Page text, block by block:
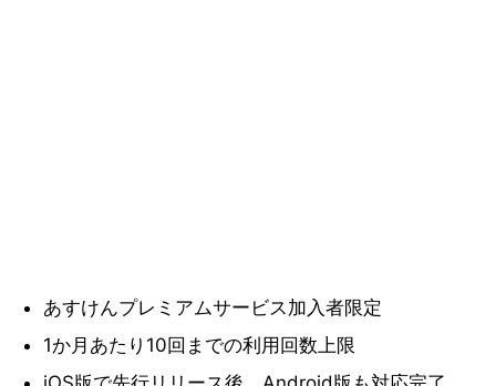
あすけんプレミアムサービス加入者限定
1か月あたり10回までの利用回数上限